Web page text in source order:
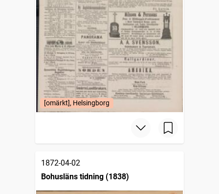
[omärkt], Helsingborg
1872-04-02
Bohusläns tidning (1838)